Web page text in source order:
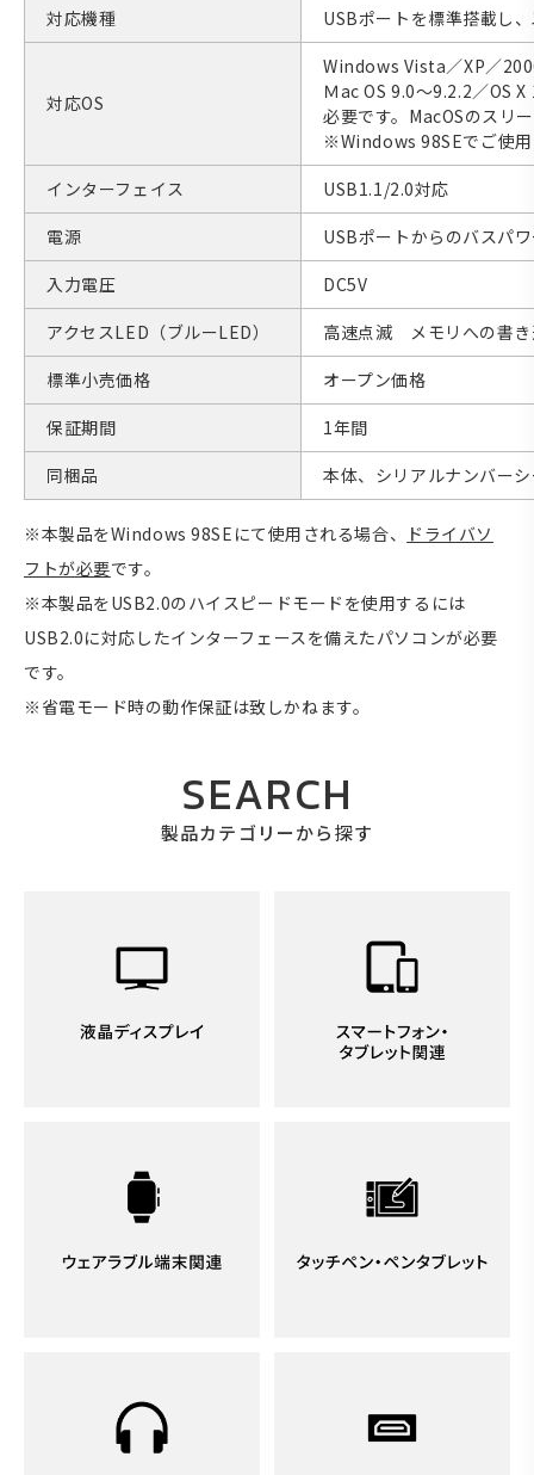
対応機種
USBポートを標準搭載し
対応OS
Windows Vista／XP／
Ｍac OS 9.0〜9.2.2／OS
必要です。MacOSのスリ
※Windows 98SEでご使
インターフェイス
USB1.1/2.0対応
電源
USBポートからのバスパ
入力電圧
DC5V
アクセスLED（ブルーLED）
高速点滅 メモリへの書
標準小売価格
オープン価格
保証期間
1年間
同梱品
本体、シリアルナンバー
※本製品をWindows 98SEにて使用される場合、
ドライバソ
フトが必要です。
※本製品をUSB2.0のハイスピードモードを使用するには
USB2.0に対応したインターフェースを備えたパソコンが必要
です。
※省電モード時の動作保証は致しかねます。
SEARCH
製品カテゴリーから探す